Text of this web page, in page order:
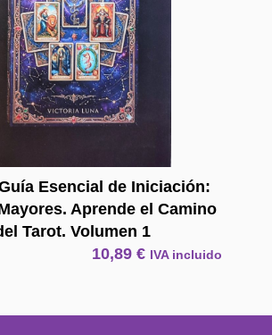
Esencial de Iniciación:
Aprende el Camino
Tarot. Volumen 1
10,89€ IVA incluido